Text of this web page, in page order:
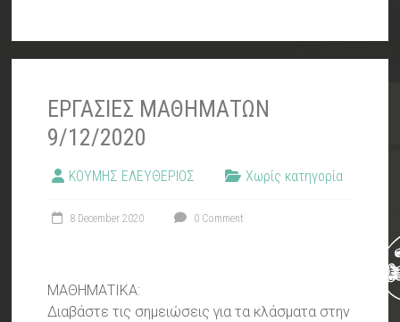
ΕΡΓΑΣΙΕΣ ΜΑΘΗΜΑΤΩΝ
9/12/2020
ΚΟΥΜΗΣ ΕΛΕΥΘΕΡΙΟΣ Χωρίς κατηγορία
8 December 2020 0 Comment
ΜΑΘΗΜΑΤΙΚΑ:
Διαβάστε τις σημειώσεις για τα κλάσματα στην